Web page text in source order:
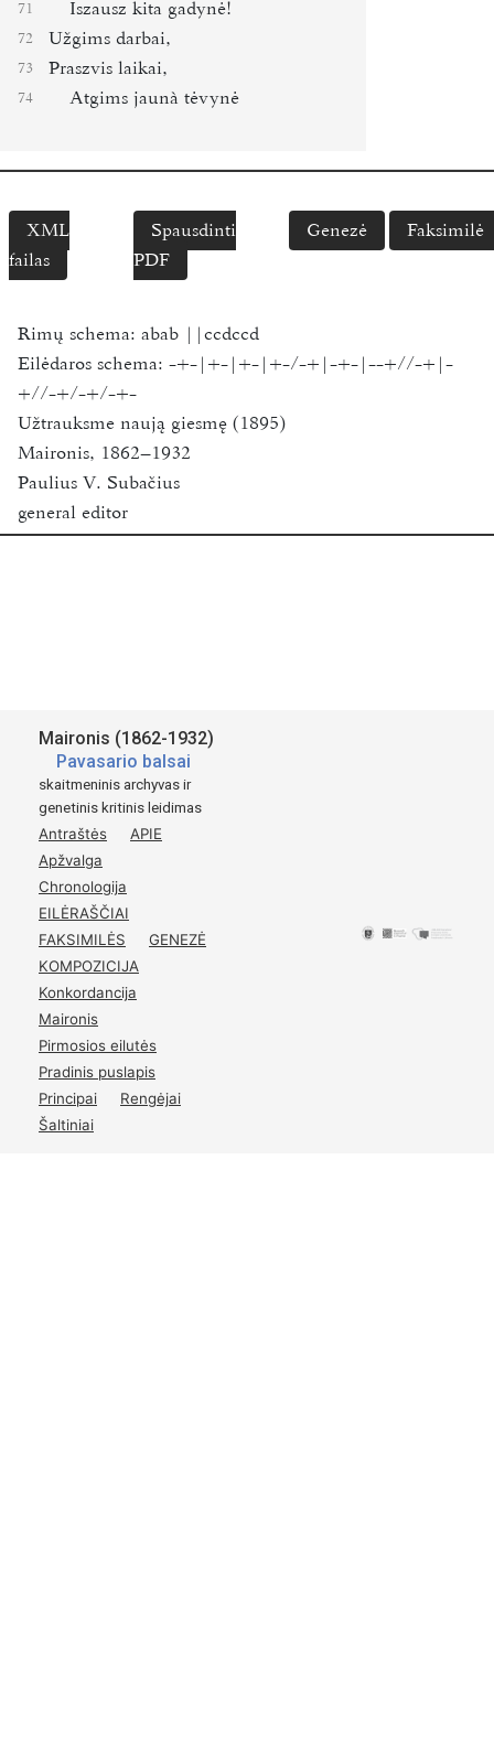
71 Iszausz kita gadynė!
72 Užgims darbai,
73 Praszvis laikai,
74 Atgims jaunà tėvynė
XML
failas
Spausdinti
PDF
Genezė Faksimilė
Rimų schema: abab ||ccdccd
Eilėdaros schema: -+-|+-|+-|+-/-+|-+-|--+//-+|-
+//-+/-+/-+-
Užtrauksme naują giesmę (1895)
Maironis, 1862–1932
Paulius V. Subačius
general editor
Funder:Research Council of Lithuania
St. Maironis
Pavasario Balsai
Tilźėje.
1895
Kasztu autoriaus.
7
Maironis (1862-1932)
Pavasario balsai
skaitmeninis archyvas ir
genetinis kritinis leidimas
Antraštės
APIE
Apžvalga
Chronologija
EILĖRAŠČIAI
FAKSIMILĖS
GENEZĖ
KOMPOZICIJA
Konkordancija
Maironis
Pirmosios eilutės
Pradinis puslapis
Principai
Rengėjai
Šaltiniai